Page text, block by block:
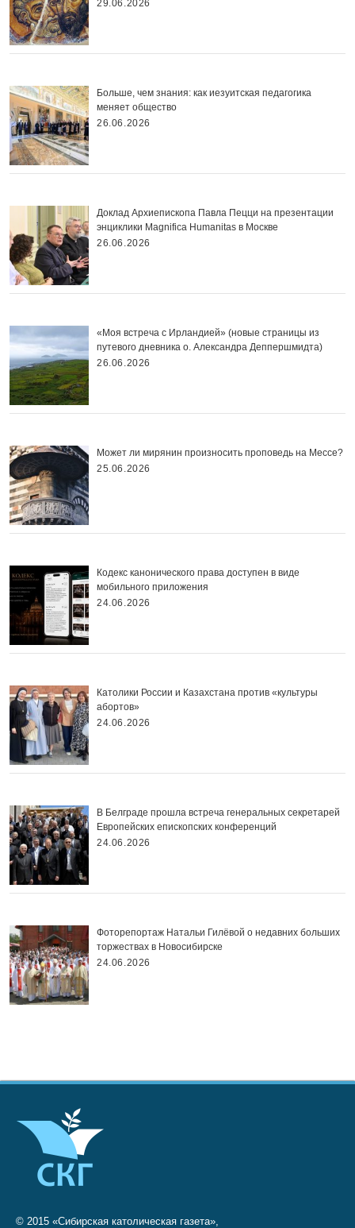
29.06.2026
Больше, чем знания: как иезуитская педагогика
меняет общество
26.06.2026
Доклад Архиепископа Павла Пецци на презентации
энциклики Magnifica Нumanitas в Москве
26.06.2026
«Моя встреча с Ирландией» (новые страницы из
путевого дневника о. Александра Деппершмидта)
26.06.2026
Может ли мирянин произносить проповедь на Мессе?
25.06.2026
Кодекс канонического права доступен в виде
мобильного приложения
24.06.2026
Католики России и Казахстана против «культуры
абортов»
24.06.2026
В Белграде прошла встреча генеральных секретарей
Европейских епископских конференций
24.06.2026
Фоторепортаж Натальи Гилёвой о недавних больших
торжествах в Новосибирске
24.06.2026
© 2015 «Сибирская католическая газета»,